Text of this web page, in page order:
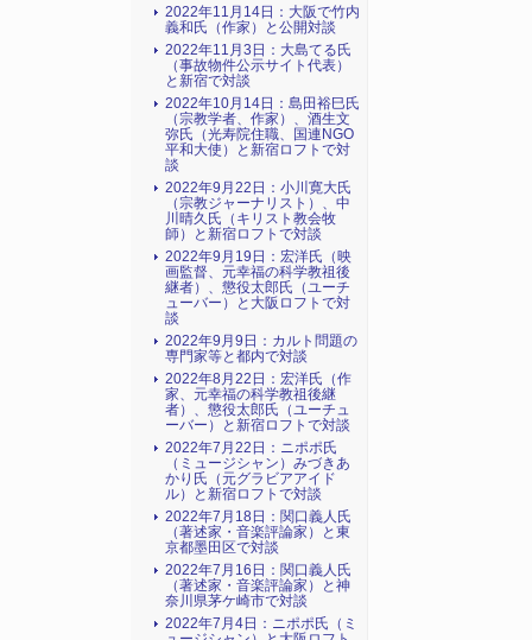
2022年11月14日：大阪で竹内
義和氏（作家）と公開対談
2022年11月3日：大島てる氏
（事故物件公示サイト代表）
と新宿で対談
2022年10月14日：島田裕巳氏
（宗教学者、作家）、酒生文
弥氏（光寿院住職、国連NGO
平和大使）と新宿ロフトで対
談
2022年9月22日：小川寛大氏
（宗教ジャーナリスト）、中
川晴久氏（キリスト教会牧
師）と新宿ロフトで対談
2022年9月19日：宏洋氏（映
画監督、元幸福の科学教祖後
継者）、懲役太郎氏（ユーチ
ューバー）と大阪ロフトで対
談
2022年9月9日：カルト問題の
専門家等と都内で対談
2022年8月22日：宏洋氏（作
家、元幸福の科学教祖後継
者）、懲役太郎氏（ユーチュ
ーバー）と新宿ロフトで対談
2022年7月22日：ニポポ氏
（ミュージシャン）みづきあ
かり氏（元グラビアアイド
ル）と新宿ロフトで対談
2022年7月18日：関口義人氏
（著述家・音楽評論家）と東
京都墨田区で対談
2022年7月16日：関口義人氏
（著述家・音楽評論家）と神
奈川県茅ケ崎市で対談
2022年7月4日：ニポポ氏（ミ